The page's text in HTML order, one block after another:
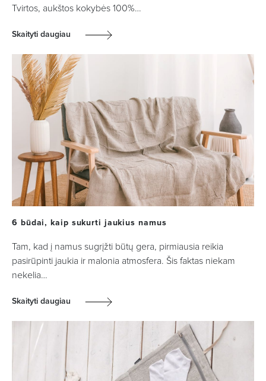
Tvirtos, aukštos kokybės 100%…
Skaityti daugiau
6 būdai, kaip sukurti jaukius namus
Tam, kad į namus sugrįžti būtų gera, pirmiausia reikia
pasirūpinti jaukia ir malonia atmosfera. Šis faktas niekam
nekelia…
Skaityti daugiau